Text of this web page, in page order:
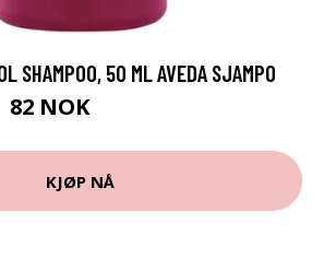
SHAMPOO, 50 ML AVEDA SJAMPO
82 NOK
KJØP NÅ